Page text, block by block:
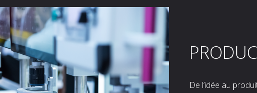
De l’idée au